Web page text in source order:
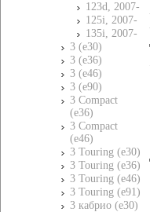
123d, 2007-
125i, 2007-
135i, 2007-
3 (e30)
3 (e36)
3 (e46)
3 (e90)
3 Compact
(e36)
3 Compact
(e46)
3 Touring (e30)
3 Touring (e36)
3 Touring (e46)
3 Touring (e91)
3 кабрио (e30)